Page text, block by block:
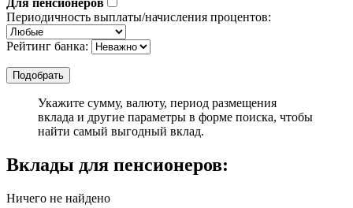
Периодичность выплаты/начисления процентов:
Рейтинг банка:
Укажите сумму, валюту, период размещения
вклада и другие параметры в форме поиска, чтобы
найти самый выгодный вклад.
Вклады для пенсионеров:
Ничего не найдено